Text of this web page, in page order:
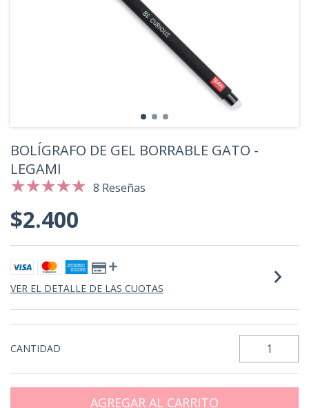
BOLÍGRAFO DE GEL BORRABLE GATO -
LEGAMI
8 Reseñas
$2.400
VER EL DETALLE DE LAS CUOTAS
CANTIDAD